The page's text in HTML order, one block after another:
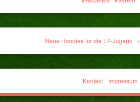
Neue Hoodies für die E2-Jugend →
Kontakt Impressum